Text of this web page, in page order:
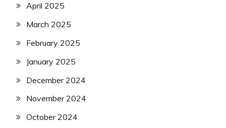
April 2025
March 2025
February 2025
January 2025
December 2024
November 2024
October 2024